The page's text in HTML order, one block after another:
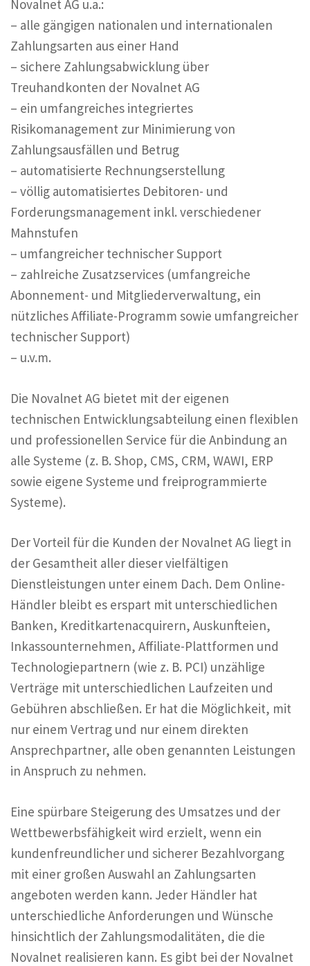
Novalnet AG u.a.:
– alle gängigen nationalen und internationalen
Zahlungsarten aus einer Hand
– sichere Zahlungsabwicklung über
Treuhandkonten der Novalnet AG
– ein umfangreiches integriertes
Risikomanagement zur Minimierung von
Zahlungsausfällen und Betrug
– automatisierte Rechnungserstellung
– völlig automatisiertes Debitoren- und
Forderungsmanagement inkl. verschiedener
Mahnstufen
– umfangreicher technischer Support
– zahlreiche Zusatzservices (umfangreiche
Abonnement- und Mitgliederverwaltung, ein
nützliches Affiliate-Programm sowie umfangreicher
technischer Support)
– u.v.m.
Die Novalnet AG bietet mit der eigenen
technischen Entwicklungsabteilung einen flexiblen
und professionellen Service für die Anbindung an
alle Systeme (z. B. Shop, CMS, CRM, WAWI, ERP
sowie eigene Systeme und freiprogrammierte
Systeme).
Der Vorteil für die Kunden der Novalnet AG liegt in
der Gesamtheit aller dieser vielfältigen
Dienstleistungen unter einem Dach. Dem Online-
Händler bleibt es erspart mit unterschiedlichen
Banken, Kreditkartenacquirern, Auskunfteien,
Inkassounternehmen, Affiliate-Plattformen und
Technologiepartnern (wie z. B. PCI) unzählige
Verträge mit unterschiedlichen Laufzeiten und
Gebühren abschließen. Er hat die Möglichkeit, mit
nur einem Vertrag und nur einem direkten
Ansprechpartner, alle oben genannten Leistungen
in Anspruch zu nehmen.
Eine spürbare Steigerung des Umsatzes und der
Wettbewerbsfähigkeit wird erzielt, wenn ein
kundenfreundlicher und sicherer Bezahlvorgang
mit einer großen Auswahl an Zahlungsarten
angeboten werden kann. Jeder Händler hat
unterschiedliche Anforderungen und Wünsche
hinsichtlich der Zahlungsmodalitäten, die die
Novalnet realisieren kann. Es gibt bei der Novalnet